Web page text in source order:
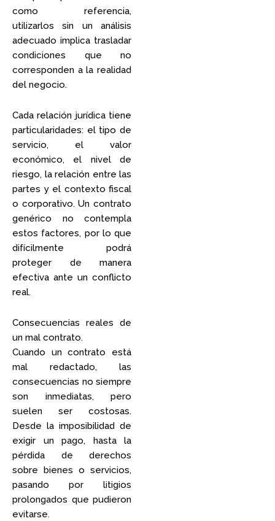
como referencia,
utilizarlos sin un análisis
adecuado implica trasladar
condiciones que no
corresponden a la realidad
del negocio.
Cada relación jurídica tiene
particularidades: el tipo de
servicio, el valor
económico, el nivel de
riesgo, la relación entre las
partes y el contexto fiscal
o corporativo. Un contrato
genérico no contempla
estos factores, por lo que
difícilmente podrá
proteger de manera
efectiva ante un conflicto
real.
Consecuencias reales de
un mal contrato.
Cuando un contrato está
mal redactado, las
consecuencias no siempre
son inmediatas, pero
suelen ser costosas.
Desde la imposibilidad de
exigir un pago, hasta la
pérdida de derechos
sobre bienes o servicios,
pasando por litigios
prolongados que pudieron
evitarse.